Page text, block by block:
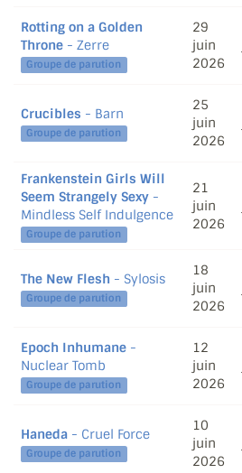
Rotting on a Golden
Throne - Zerre
Groupe de parution
29
juin
2026
Crucibles - Barn
Groupe de parution
25
juin
2026
Frankenstein Girls Will
Seem Strangely Sexy -
Mindless Self Indulgence
Groupe de parution
21
juin
2026
The New Flesh - Sylosis
Groupe de parution
18
juin
2026
Epoch Inhumane -
Nuclear Tomb
Groupe de parution
12
juin
2026
Haneda - Cruel Force
Groupe de parution
10
juin
2026